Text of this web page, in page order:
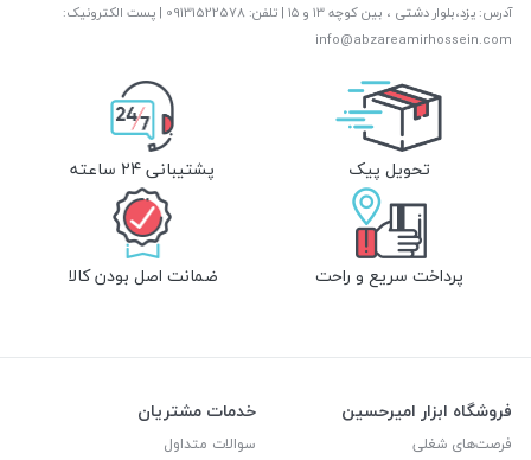
آدرس: یزد،بلوار دشتی ، بین کوچه ۱۳ و ۱۵ | تلفن: ‎09131522578 | پست الکترونیک:
info@abzareamirhossein.com
تحویل پیک پشتیبانی 24 ساعته
پرداخت سریع و راحت ضمانت اصل بودن کالا
فروشگاه ابزار امیرحسین
فرصت‌های شغلی
خدمات مشتریان
سوالات متداول